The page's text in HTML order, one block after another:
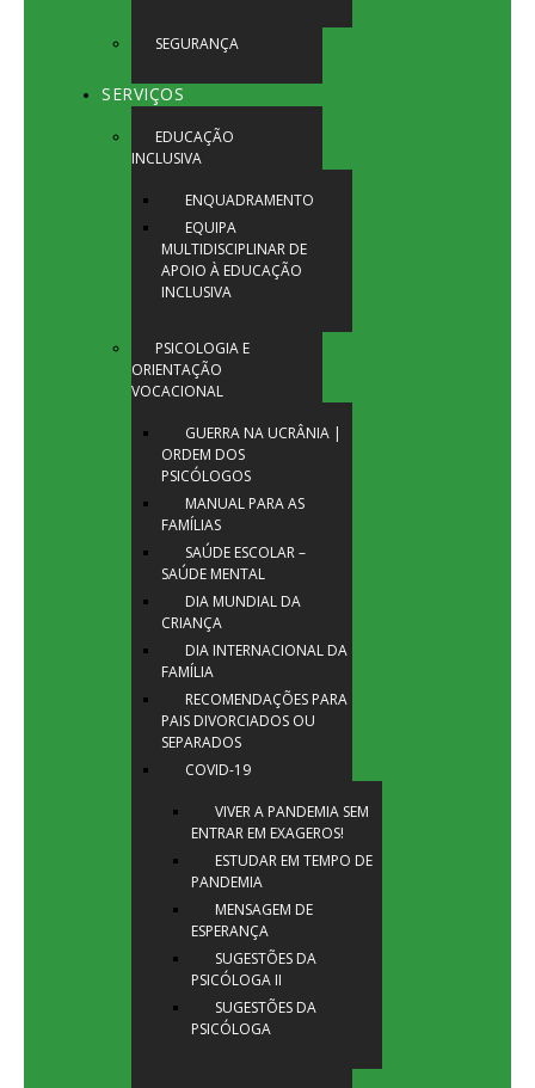
SEGURANÇA
SERVIÇOS
EDUCAÇÃO
INCLUSIVA
ENQUADRAMENTO
EQUIPA
MULTIDISCIPLINAR DE
APOIO À EDUCAÇÃO
INCLUSIVA
PSICOLOGIA E
ORIENTAÇÃO
VOCACIONAL
GUERRA NA UCRÂNIA |
ORDEM DOS
PSICÓLOGOS
MANUAL PARA AS
FAMÍLIAS
SAÚDE ESCOLAR –
SAÚDE MENTAL
DIA MUNDIAL DA
CRIANÇA
DIA INTERNACIONAL DA
FAMÍLIA
RECOMENDAÇÕES PARA
PAIS DIVORCIADOS OU
SEPARADOS
COVID-19
VIVER A PANDEMIA SEM
ENTRAR EM EXAGEROS!
ESTUDAR EM TEMPO DE
PANDEMIA
MENSAGEM DE
ESPERANÇA
SUGESTÕES DA
PSICÓLOGA II
SUGESTÕES DA
PSICÓLOGA